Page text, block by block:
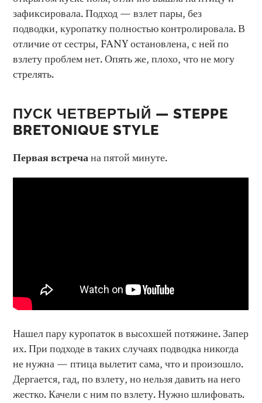
зафиксировала. Подход — взлет пары, без
подводки, куропатку полностью контролировала. В
отличие от сестры, FANY остановлена, с ней по
взлету проблем нет. Опять же, плохо, что не могу
стрелять.
ПУСК ЧЕТВЕРТЫЙ — STEPPE
BRETONIQUE STYLE
Первая встречана пятой минуте.
Нашел пару куропаток в высохшей потяжине. Запер
их. При подходе в таких случаях подводка никогда
не нужна — птица вылетит сама, что и произошло.
Дергается, гад, по взлету, но нельзя давить на него
жестко. Качели с ним по взлету. Нужно шлифовать.